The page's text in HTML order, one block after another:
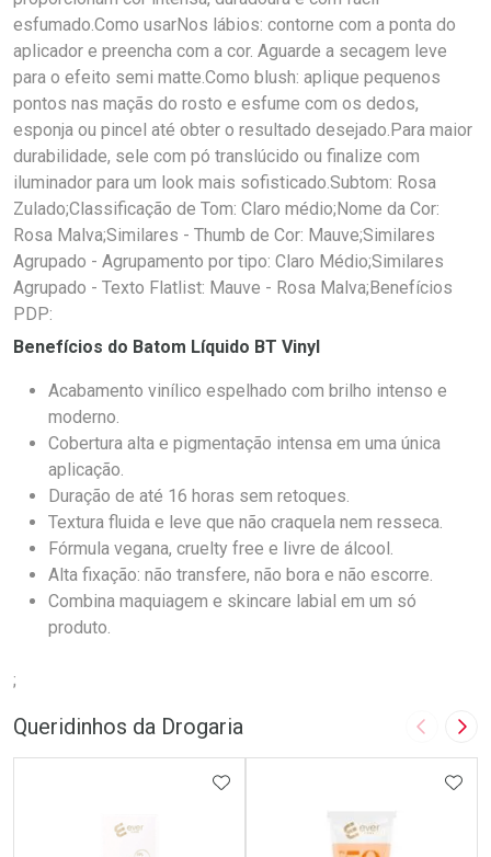
esfumado.Como usarNos lábios: contorne com a ponta do
aplicador e preencha com a cor. Aguarde a secagem leve
para o efeito semi matte.Como blush: aplique pequenos
pontos nas maçãs do rosto e esfume com os dedos,
esponja ou pincel até obter o resultado desejado.Para maior
durabilidade, sele com pó translúcido ou finalize com
iluminador para um look mais sofisticado.Subtom: Rosa
Zulado;Classificação de Tom: Claro médio;Nome da Cor:
Rosa Malva;Similares - Thumb de Cor: Mauve;Similares
Agrupado - Agrupamento por tipo: Claro Médio;Similares
Agrupado - Texto Flatlist: Mauve - Rosa Malva;Benefícios
PDP:
Benefícios do Batom Líquido BT Vinyl
Acabamento vinílico espelhado com brilho intenso e
moderno.
Cobertura alta e pigmentação intensa em uma única
aplicação.
Duração de até 16 horas sem retoques.
Textura fluida e leve que não craquela nem resseca.
Fórmula vegana, cruelty free e livre de álcool.
Alta fixação: não transfere, não bora e não escorre.
Combina maquiagem e skincare labial em um só
produto.
;
Queridinhos da Drogaria Imagem
ADICIONAR AOS FAVORITOS